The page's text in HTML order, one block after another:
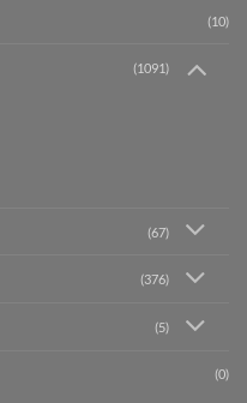
(10)
(1091)
(67)
(376)
(5)
(0)